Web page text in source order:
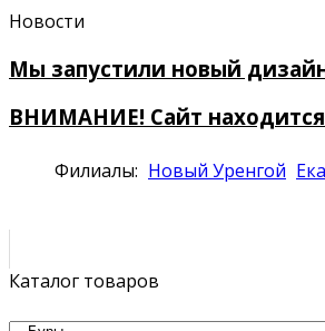
Новости
Мы запустили новый
ВНИМАНИЕ! Сайт находится
Филиалы: Новый Уренгой
Каталог товаров